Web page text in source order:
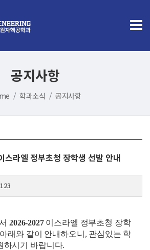
공지사항
학과소식 공지사항
라엘 정부초청 장학생 선발 안내
2026-2027 이스라엘 정부초청 장학
래와 같이 안내하오니, 관심있는 학
하시기 바랍니다.